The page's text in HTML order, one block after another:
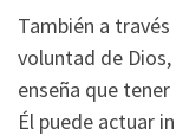
También a
voluntad de
enseña que
Él puede actuar